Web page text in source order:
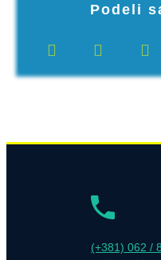
Podeli
(+381) 062 /